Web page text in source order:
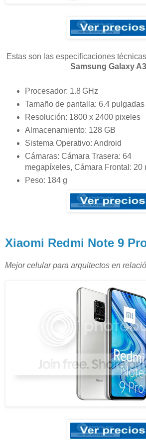
Estas son las especificaciones
Samsung Galaxy
Procesador: 1.8 GHz
Tamaño de pantalla: 6.4 pulgadas
Resolución: 1800 x 2400 pixeles
Almacenamiento: 128 GB
Sistema Operativo: Android
Cámaras: Cámara Trasera: 64
megapíxeles, Cámara Frontal: 20
Peso: 184 g
Xiaomi Redmi Note 9
Mejor celular para arquitectos en